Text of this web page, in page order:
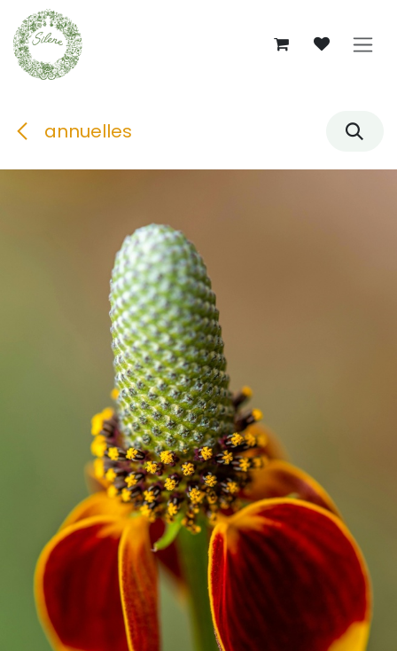
Se rendre au contenu
annuelles